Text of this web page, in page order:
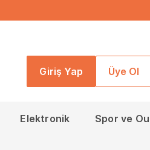
Giriş Yap Üye Ol
Elektronik Spor ve